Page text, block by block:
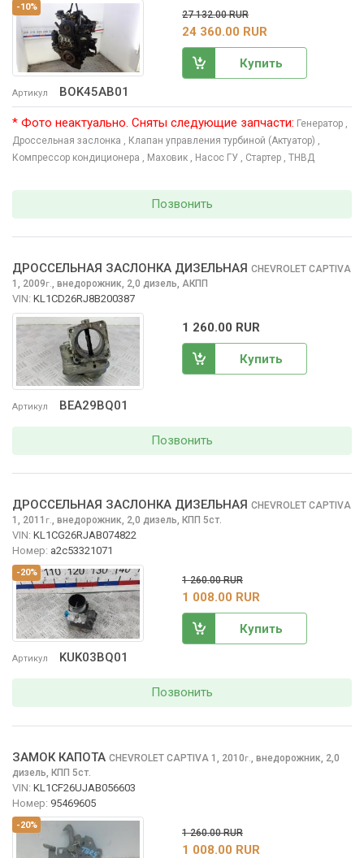
-10%
Артикул BOK45AB01
27 132.00 RUR
24 360.00 RUR
Купить
* Фото неактуально. Сняты следующие запчасти: Генератор
Дроссельная заслонка
, Клапан управления турбиной (Актуатор)
Компрессор кондиционера
, Маховик , Насос ГУ , Стартер , ТНВД
Позвонить
Артикул BEA29BQ01
ДРОССЕЛЬНАЯ ЗАСЛОНКА ДИЗЕЛЬНАЯ CHEVROLET CAPTIVA
1, 2009г., внедорожник, 2,0 дизель, АКПП
VIN: KL1CD26RJ8B200387
1 260.00 RUR
Купить
Позвонить
-20%
Артикул KUK03BQ01
ДРОССЕЛЬНАЯ ЗАСЛОНКА ДИЗЕЛЬНАЯ CHEVROLET CAPTIVA
1, 2011 г., внедорожник, 2,0 дизель, КПП 5ст.
VIN: KL1CG26RJAB074822
Номер: а2с53321071
1 260.00 RUR
1 008.00 RUR
Купить
Позвонить
-20%
ЗАМОК КАПОТА CHEVROLET CAPTIVA 1, 2010г.
внедорожник, 2,0
дизель, КПП 5ст.
VIN: KL1CF26UJAB056603
Номер: 95469605
1 260.00 RUR
1 008.00 RUR